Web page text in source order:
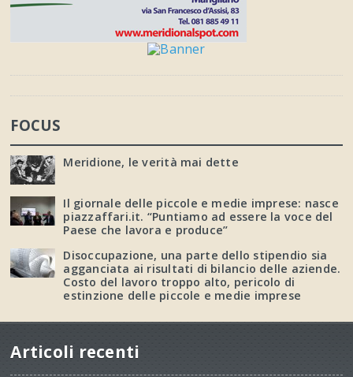
FOCUS
Meridione, le verità mai dette
Il giornale delle piccole e medie imprese: nasce
piazzaffari.it. “Puntiamo ad essere la voce del
Paese che lavora e produce”
Disoccupazione, una parte dello stipendio sia
agganciata ai risultati di bilancio delle aziende.
Costo del lavoro troppo alto, pericolo di
estinzione delle piccole e medie imprese
Articoli recenti